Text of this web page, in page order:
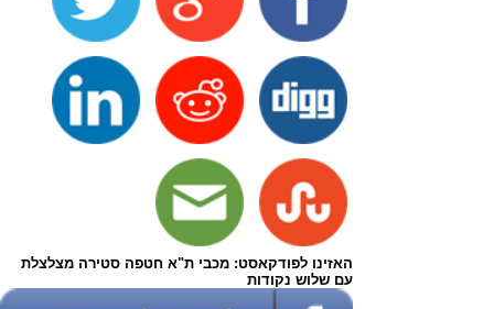
האזינו לפודקאסט: מכבי ת"א חטפה סטירה מצלצלת
עם שלוש נקודות